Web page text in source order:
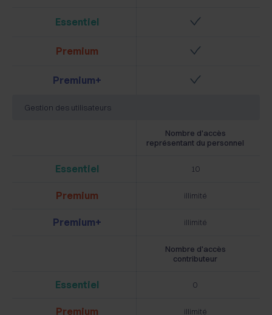
Essentiel
Premium
Premium+
Gestion des utilisateurs
Nombre d'accès
représentant du personnel
Essentiel 10
Premium illimité
Premium+ illimité
Nombre d'accès
contributeur
Essentiel 0
Premium illimité